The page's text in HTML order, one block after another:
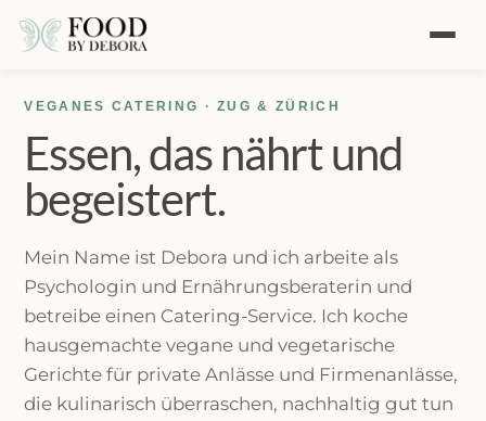
CATERING
KOCHBUCH
WORKSHOPS
BERATUNG
SHOP
DEUTSCH 🇩🇪 · ENGLISH 🇬🇧
VEGANES CATERING · ZUG & ZÜRICH
Essen, das nährt und
begeistert.
Mein Name ist Debora und ich arbeite als
Psychologin und Ernährungsberaterin und
betreibe einen Catering-Service. Ich koche
hausgemachte vegane und vegetarische
Gerichte für private Anlässe und Firmenanlässe,
die kulinarisch überraschen, nachhaltig gut tun